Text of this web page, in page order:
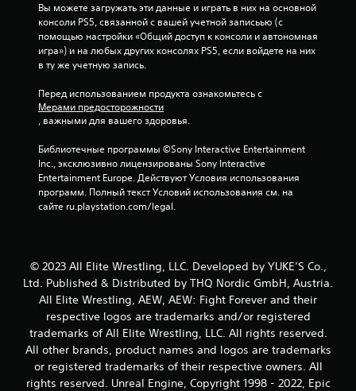
в
и
и
6
ц
е
н
о
к
Вы можете загружать эти данные и играть в них на основной
консоли PS5, связанной с вашей учетной записьью (с
помощью настройки «Общий доступ к консоли и автономная
игра») и на любых других консолях PS5, если войдете на них
в ту же учетную запись.
Перед использованием продукта ознакомьтесь с
Мерами предосторожности
, важными для вашего здоровья.
Библиотечные программы ©Sony Interactive Entertainment
Inc., эксклюзивно лицензированы Sony Interactive
Entertainment Europe. Действуют Условия использования
программ. Полный текст Условий использования см. на
сайте ru.playstation.com/legal.
© 2023 All Elite Wrestling, LLC. Developed by YUKE’S Co.,
Ltd. Published & Distributed by THQ Nordic GmbH, Austria.
All Elite Wrestling, AEW, AEW: Fight Forever and their
respective logos are trademarks and/or registered
trademarks of All Elite Wrestling, LLC. All rights reserved.
All other brands, product names and logos are trademarks
or registered trademarks of their respective owners. All
rights reserved. Unreal Engine, Copyright 1998 - 2022, Epic